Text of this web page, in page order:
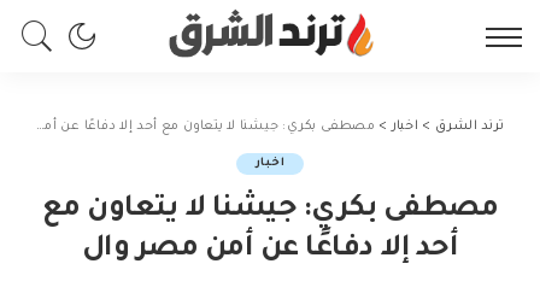
ترند الشرق > اخبار > مصطفى بكري: جيشنا لا يتعاون مع أحد إلا دفاعًا عن أمن مصر وال
اخبار
مصطفى بكري: جيشنا لا يتعاون مع
أحد إلا دفاعًا عن أمن مصر وال